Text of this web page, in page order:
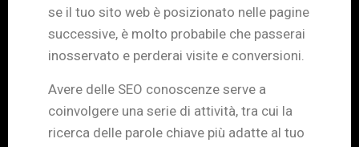
se il tuo sito web è posizionato nelle pagine
successive, è molto probabile che passerai
inosservato e perderai visite e conversioni.
Avere delle SEO conoscenze serve a
coinvolgere una serie di attività, tra cui la
ricerca delle parole chiave più adatte al tuo